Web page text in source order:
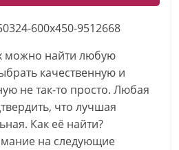
можно найти любую
качественную и
не так-то просто. Любая
что лучшая
Как её найти?
на следующие